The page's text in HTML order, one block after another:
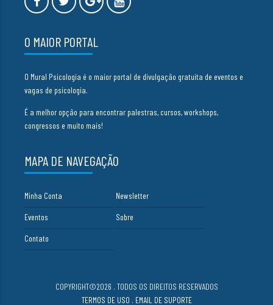
O MAIOR PORTAL
O Mural Psicologia é o maior portal de divulgação gratuita de eventos e
vagas de psicologia.
É a melhor opção para encontrar palestras, cursos, workshops,
congressos e muito mais!
MAPA DE NAVEGAÇÃO
Minha Conta Newsletter
Eventos Sobre
Contato
COPYRIGHT©2026 . TODOS OS DIREITOS RESERVADOS
TERMOS DE USO . EMAIL DE SUPORTE